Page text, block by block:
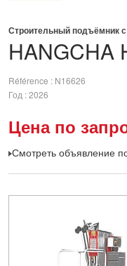
HANGCHA
Строительный подъёмник
Référence
N16626
Год 2026
Цена по
Смотреть объявление